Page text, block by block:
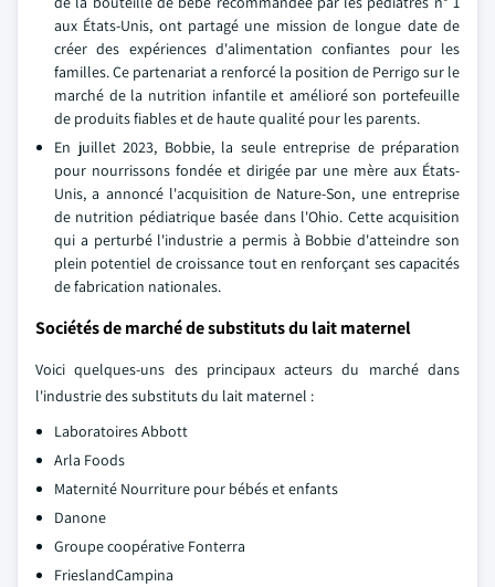
aux États-Unis, ont partagé une mission de longue date de
créer des expériences d'alimentation confiantes pour les
familles. Ce partenariat a renforcé la position de Perrigo sur le
marché de la nutrition infantile et amélioré son portefeuille
de produits fiables et de haute qualité pour les parents.
En juillet 2023, Bobbie, la seule entreprise de préparation
pour nourrissons fondée et dirigée par une mère aux États-
Unis, a annoncé l'acquisition de Nature-Son, une entreprise
de nutrition pédiatrique basée dans l'Ohio. Cette acquisition
qui a perturbé l'industrie a permis à Bobbie d'atteindre son
plein potentiel de croissance tout en renforçant ses capacités
de fabrication nationales.
Sociétés de marché de substituts du lait maternel
Voici quelques-uns des principaux acteurs du marché dans
l'industrie des substituts du lait maternel :
Laboratoires Abbott
Arla Foods
Maternité Nourriture pour bébés et enfants
Danone
Groupe coopérative Fonterra
FrieslandCampina